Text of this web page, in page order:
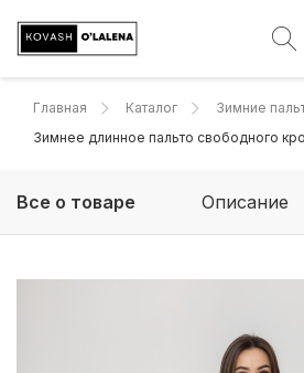
Главная Каталог
Зимние
Зимнее длинное пальто свободного
Все о товаре Описание